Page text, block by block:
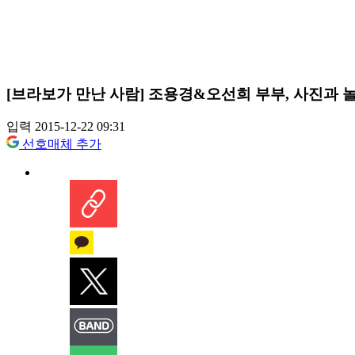
[브라보가 만난 사람] 조용경&오선희 부부, 사진과
입력 2015-12-22 09:31
선호매체 추가